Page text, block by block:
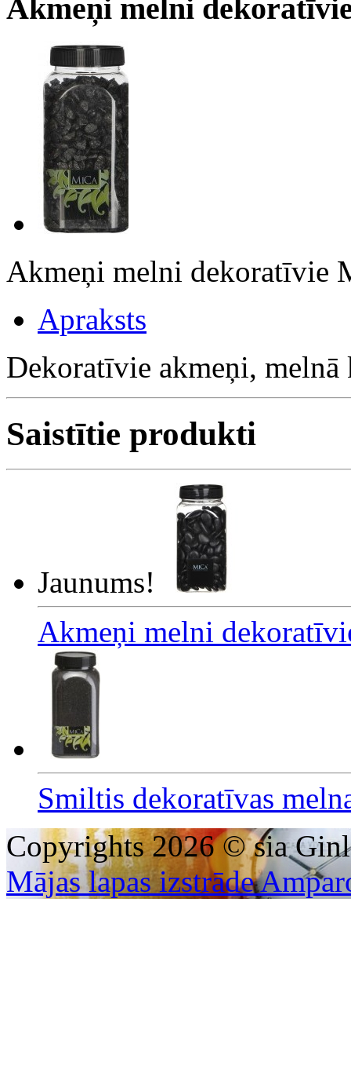
Akmeņi melni
Akmeņi melni dekoratīvie
Apraksts
Dekoratīvie akmeņi, melnā
Saistītie produkti
Jaunums!
Akmeņi melni
Smiltis dekoratīvas
Copyrights 2026 © sia
Mājas lapas izstrāde